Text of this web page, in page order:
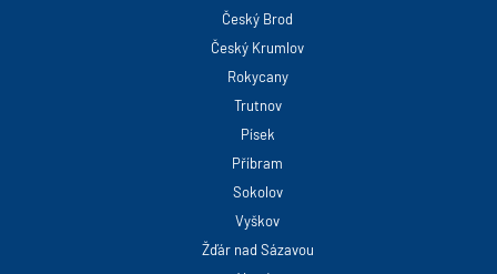
Český Brod
Český Krumlov
Rokycany
Trutnov
Písek
Příbram
Sokolov
Vyškov
Žďár nad Sázavou